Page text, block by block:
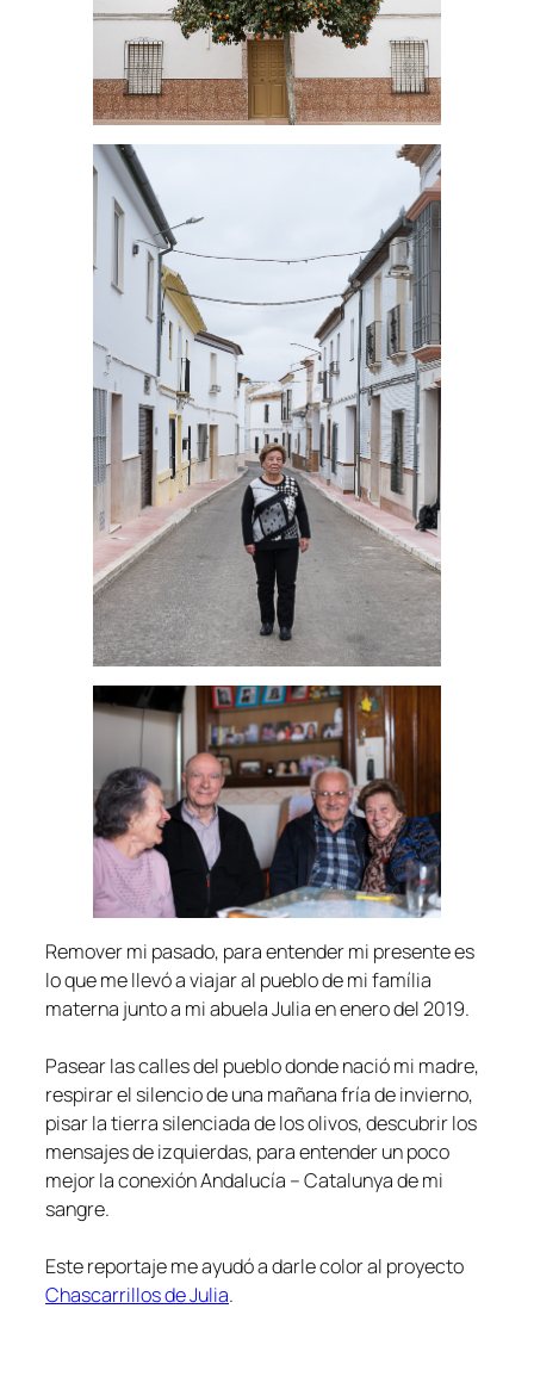
Remover mi pasado, para entender mi presente es
lo que me llevó a viajar al pueblo de mi família
materna junto a mi abuela Julia en enero del 2019.
Pasear las calles del pueblo donde nació mi madre,
respirar el silencio de una mañana fría de invierno,
pisar la tierra silenciada de los olivos, descubrir los
mensajes de izquierdas, para entender un poco
mejor la conexión Andalucía – Catalunya de mi
sangre.
Este reportaje me ayudó a darle color al proyecto
Chascarrillos de Julia.